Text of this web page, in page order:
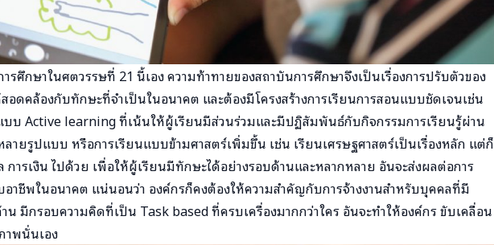
รศึกษาในศตวรรษที่ 21 นี้เอง ความท้าทายของสถาบันการศึกษาจึงเป็นเรื่องการปรับตัวของ
อดคล้องกับทักษะที่จำเป็นในอนาคต และต้องมีโครงสร้างการเรียนการสอนแบบชัดเจนเช่น
บบ Active learning ที่เน้นให้ผู้เรียนมีส่วนร่วมและมีปฏิสัมพันธ์กับกิจกรรมการเรียนรู้ผ่าน
ายรูปแบบ หรือการเรียนแบบข้ามศาสตร์เพิ่มขึ้น เช่น เรียนเศรษฐศาสตร์เป็นเรื่องหลัก แต่ก็
การเงิน ไปด้วย เพื่อให้ผู้เรียนมีทักษะได้อย่างรอบด้านและหลากหลาย อันจะส่งผลต่อการ
อาชีพในอนาคต แน่นอนว่า องค์กรก็คงต้องให้ความสำคัญกับการจ้างงานสำหรับบุคคลที่มี
มีกรอบความคิดที่เป็น Task based ที่ครบเครื่องมากกว่าใคร อันจะทำให้องค์กร ขับเคลื่อน
าพนั่นเอง